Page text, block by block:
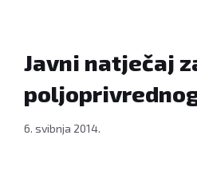
Javni natječaj
6. svibnja 2014.